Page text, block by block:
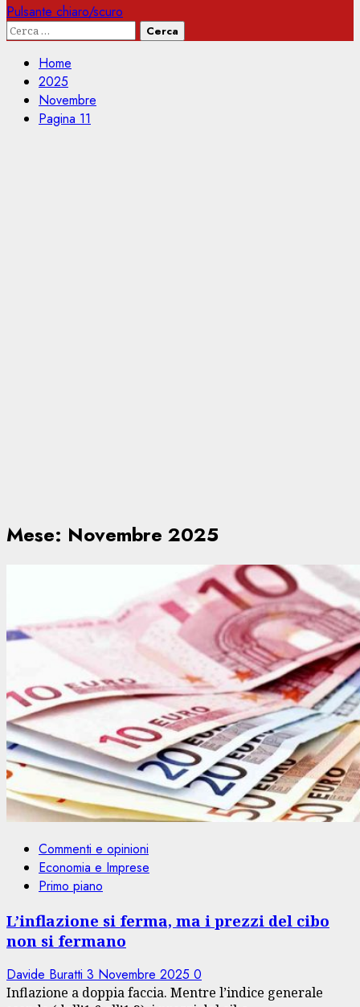
Pulsante chiaro/scuro
Ricerca
Home
2025
Novembre
Pagina 11
Mese: Novembre 2025
Commenti e opinioni
Economia e Imprese
Primo piano
L’inflazione si ferma, ma i prezzi del cibo
non si fermano
Davide Buratti 3 Novembre 2025 0
Inflazione a doppia faccia. Mentre l’indice generale